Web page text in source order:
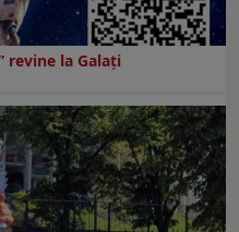
revine la Galați